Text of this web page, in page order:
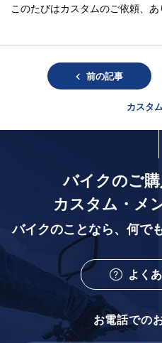
このたびはカスタムのご依頼、あ
前の記事
カスタ
バイクのご
カスタム・メ
バイクのことなら、 何で
よく
お電話での